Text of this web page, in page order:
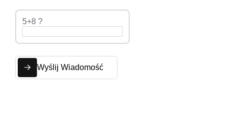
5+8 ?
Wyślij Wiadomość